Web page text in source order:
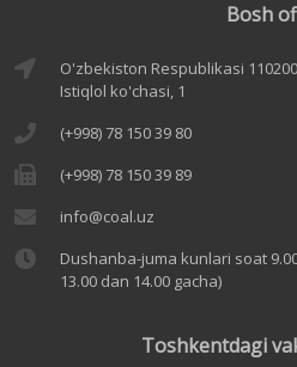
Bosh
O'zbekiston Respublikasi
Istiqlol ko'chasi, 1
(+998) 78 150 39 80
(+998) 78 150 39 89
info@coal.uz
Dushanba-juma kunlari soat
13.00 dan 14.00 gacha)
Toshkentdagi